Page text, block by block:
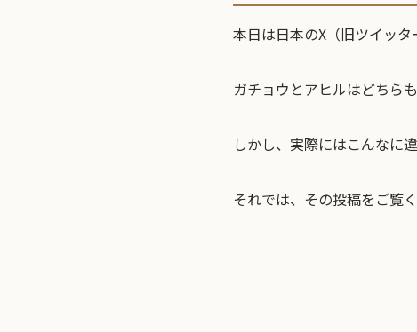
本日は日本のX（旧ツイッ
ガチョウとアヒルはどちら
しかし、実際にはこんなに
それでは、その投稿をご覧く